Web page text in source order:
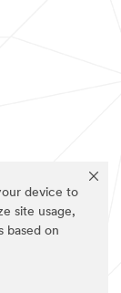
device to
site usage,
based on